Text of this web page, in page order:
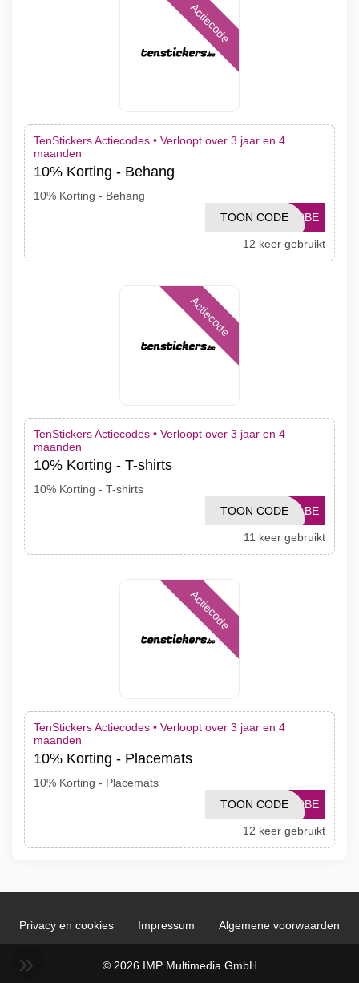
Actiecode
TenStickers Actiecodes • Verloopt over 3 jaar en 4
maanden
10% Korting - Behang
10% Korting - Behang
10BE
TOON CODE
12 keer gebruikt
Actiecode
TenStickers Actiecodes • Verloopt over 3 jaar en 4
maanden
10% Korting - T-shirts
10% Korting - T-shirts
NLBE
TOON CODE
11 keer gebruikt
Actiecode
TenStickers Actiecodes • Verloopt over 3 jaar en 4
maanden
10% Korting - Placemats
10% Korting - Placemats
10BE
TOON CODE
12 keer gebruikt
Privacy en cookies Impressum Algemene voorwaarden
© 2026 IMP Multimedia GmbH